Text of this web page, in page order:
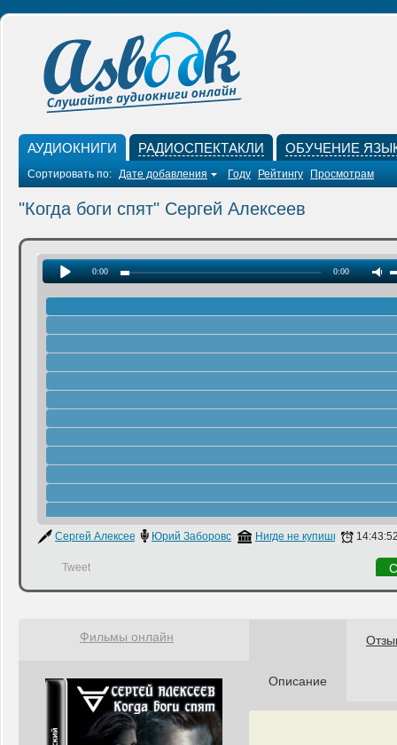
АУДИОКНИГИ РАДИОСПЕКТАКЛИ ОБУЧЕНИЕ
Сортировать по: Дате добавления Году Рейтингу Просмотрам
"Когда боги спят" Сергей Алексеев
0:00 0:00
Сергей Алексеев Юрий Заборовский Нигде не купишь
Tweet
Описание
Фильмы онлайн